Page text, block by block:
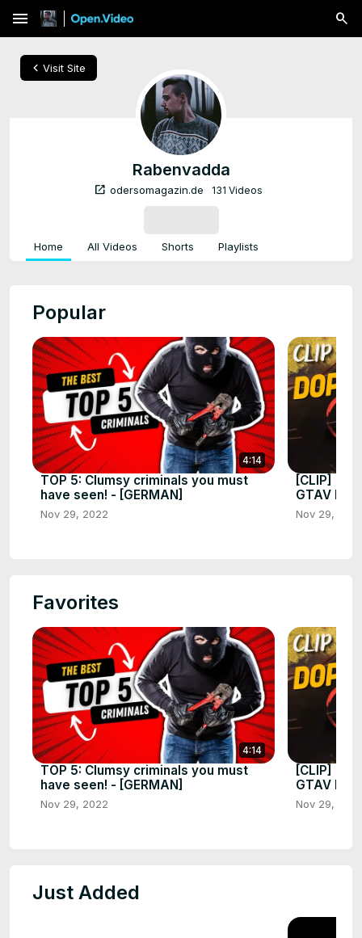
menu
chevron_left Visit Site
Rabenvadda
open_in_new odersomagazin.de 131 Videos
Home All Videos Shorts Playlists
Popular
4:14
TOP 5: Clumsy criminals you must
have seen! - [GERMAN]
Nov 29, 2022
[CLIP] "2-
GTAV
Nov 29,
Favorites
4:14
TOP 5: Clumsy criminals you must
have seen! - [GERMAN]
Nov 29, 2022
[CLIP] "2-
GTAV
Nov 29,
Just Added